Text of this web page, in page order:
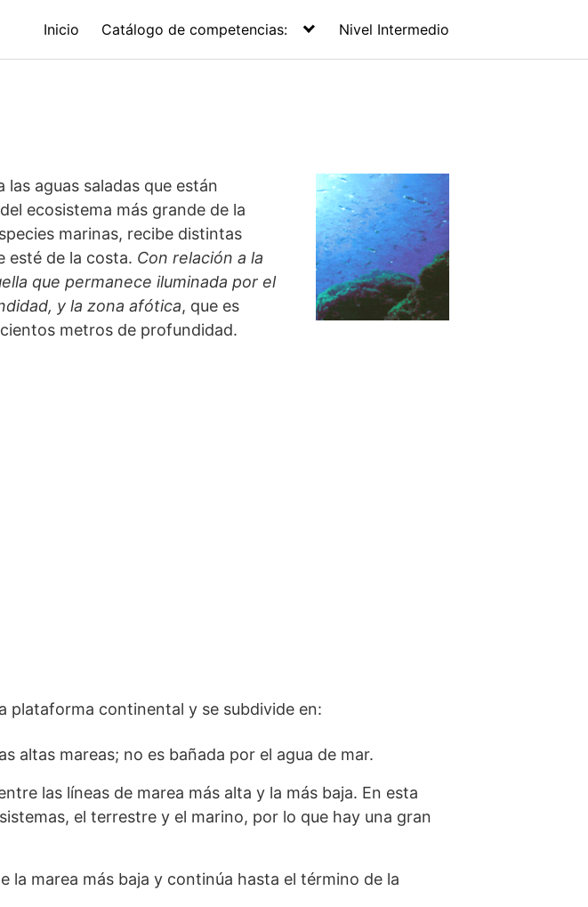
Inicio Catálogo de competencias: Nivel Intermedio
aguas saladas que están
ecosistema más grande de la
marinas, recibe distintas
esté de la costa. Con relación a la
que permanece iluminada por el
y la zona afótica, que es
metros de profundidad.
plataforma continental y se subdivide en:
altas mareas; no es bañada por el agua de mar.
las líneas de marea más alta y la más baja. En esta
el terrestre y el marino, por lo que hay una gran
la marea más baja y continúa hasta el término de la